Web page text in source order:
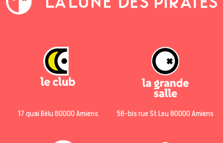
17 quai Bélu 80000 Amiens 58-bis rue St Leu 80000 Amiens